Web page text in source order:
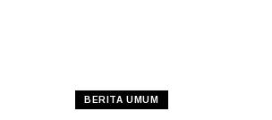
BERITA UMUM